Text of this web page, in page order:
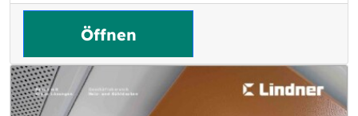
Öffnen